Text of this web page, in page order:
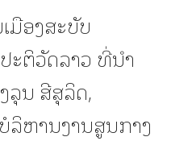
ມືອງສະບັບ
ະຕິວັດລາວ ທີ່ນຳ
ລຸນ ສີສຸລິດ,
ລິຫານງານສູນກາງ